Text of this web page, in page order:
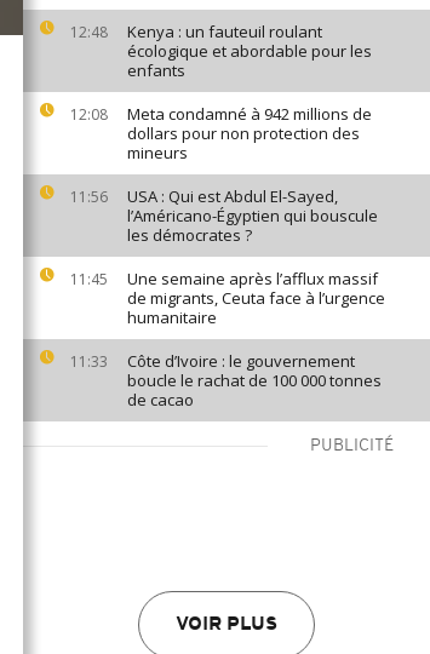
12:48
Kenya : un fauteuil roulant
écologique et abordable pour les
enfants
12:08
Meta condamné à 942 millions de
dollars pour non protection des
mineurs
11:56
USA : Qui est Abdul El-Sayed,
l’Américano-Égyptien qui bouscule
les démocrates ?
11:45
Une semaine après l’afflux massif
de migrants, Ceuta face à l’urgence
humanitaire
11:33
Côte d’Ivoire : le gouvernement
boucle le rachat de 100 000 tonnes
de cacao
PUBLICITÉ
VOIR PLUS